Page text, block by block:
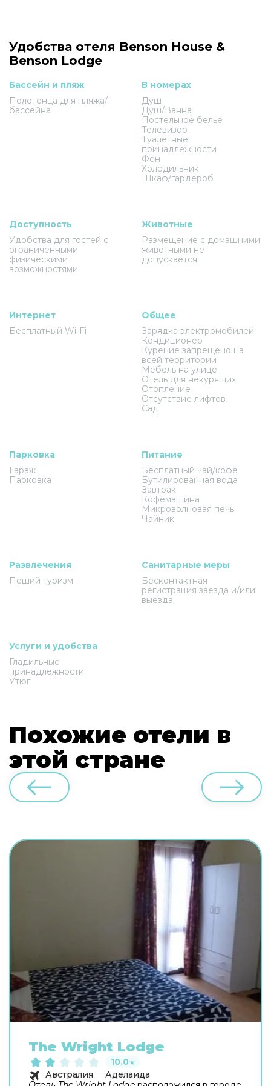
Удобства отеля Benson House &
Benson Lodge
Бассейн и пляж
Полотенца для пляжа/
бассейна
В номерах
Душ
Душ/Ванна
Постельное белье
Телевизор
Туалетные
принадлежности
Фен
Холодильник
Шкаф/гардероб
Доступность
Удобства для гостей с
ограниченными
физическими
возможностями
Животные
Размещение с домашними
животными не
допускается
Интернет
Бесплатный Wi-Fi
Общее
Зарядка электромобилей
Кондиционер
Курение запрещено на
всей территории
Мебель на улице
Отель для некурящих
Отопление
Отсутствие лифтов
Сад
Парковка
Гараж
Парковка
Питание
Бесплатный чай/кофе
Бутилированная вода
Завтрак
Кофемашина
Микроволновая печь
Чайник
Развлечения
Пеший туризм
Санитарные меры
Бесконтактная
регистрация заезда и/или
выезда
Услуги и удобства
Гладильные
принадлежности
Утюг
Похожие отели в
этой стране
The Wright Lodge
10.0★
Австралия
Аделаида